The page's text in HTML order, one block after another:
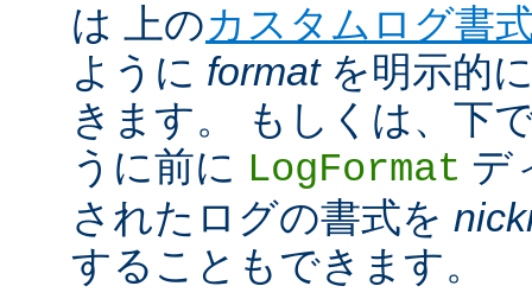
は 上のカスタムログ書
ように formatを明示的
きます。 もしくは、下
うに前に LogFormat デ
されたログの書式を
することもできます。